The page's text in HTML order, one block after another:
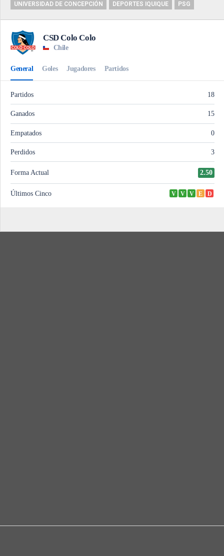
UNIVERSIDAD DE CONCEPCIÓN
DEPORTES IQUIQUE PSG